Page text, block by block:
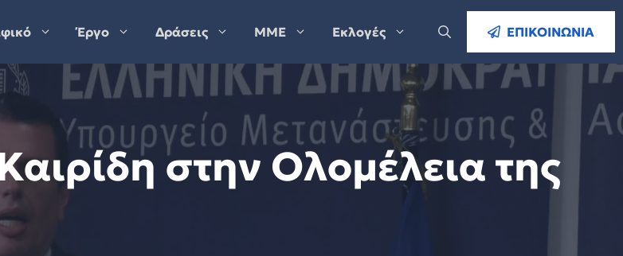
Έργο Δράσεις ΜΜΕ Εκλογές ΕΠΙΚΟΙΝΩΝΙΑ
στην Ολομέλεια της